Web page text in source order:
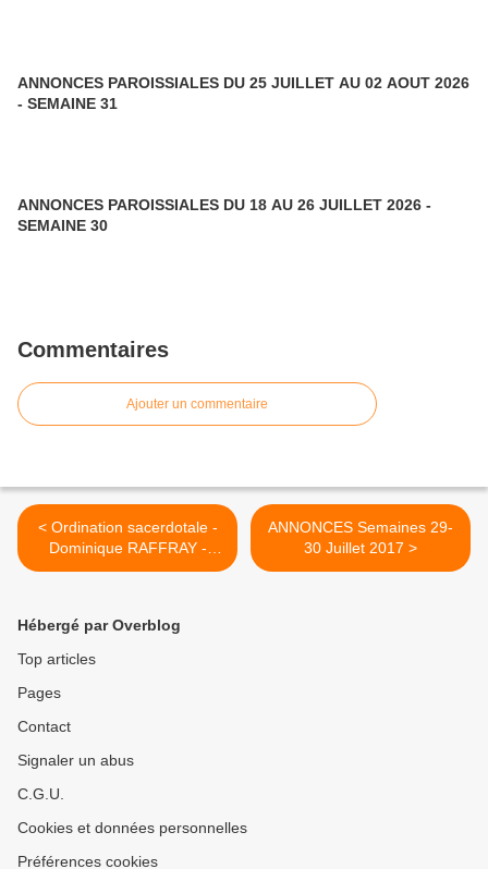
ANNONCES PAROISSIALES DU 25 JUILLET AU 02 AOUT 2026
- SEMAINE 31
ANNONCES PAROISSIALES DU 18 AU 26 JUILLET 2026 -
SEMAINE 30
Commentaires
Ajouter un commentaire
< Ordination sacerdotale -
Dominique RAFFRAY -
cathédrale Saint-Caprais
ANNONCES Semaines 29-
30 Juillet 2017 >
Hébergé par Overblog
Top articles
Pages
Contact
Signaler un abus
C.G.U.
Cookies et données personnelles
Préférences cookies